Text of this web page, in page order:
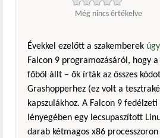
Még nincs értékelve
Évekkel ezelőtt a szakemberek
Falcon 9 programozásáról, hogy
főből állt – ők írták az összes
Grashopperhez (ez volt a
kapszulákhoz. A Falcon 9
lényegében egy lecsupaszított
darab kétmagos x86